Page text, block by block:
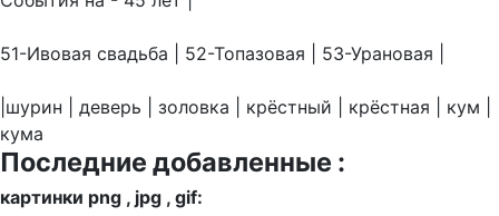
51-Ивовая свадьба | 52-Топазовая | 53-Урановая |
|шурин | деверь | золовка | крёстный | крёстная | кум |
кума
Последние добавленные :
картинки png , jpg , gif: